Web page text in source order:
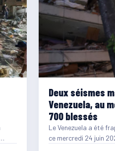
Deux séismes
Venezuela, au
700 blessés
Le Venezuela a été
ce mercredi 24 juin